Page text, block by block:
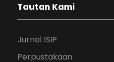
Tautan Kami
Jurnal ISIP
Perpustakaan